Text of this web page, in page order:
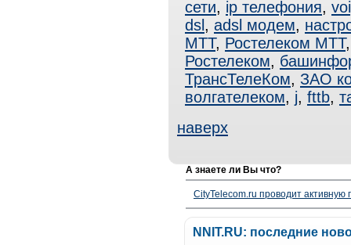
сети, ip телефония,
dsl , adsl модем,
МТТ, Ростелеком МТТ
Ростелеком,
ТрансТелеКом, ЗАО
волгателеком, j, fttb,
наверх
А знаете ли Вы что?
CityTelecom.ru проводит активную
NNIT.RU: последние